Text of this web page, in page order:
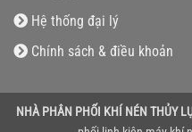
Hệ thống đại lý
Chính sách & điều khoản
NHÀ PHÂN PHỐI KHÍ NÉN THỦY